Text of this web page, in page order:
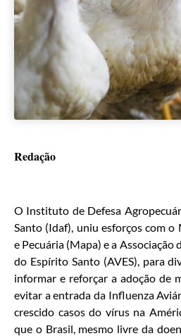
Redação
O Instituto de Defesa
Santo (Idaf), uniu esforços com
e Pecuária (Mapa) e a
do Espírito Santo (AVES), para
informar e reforçar a adoção de
evitar a entrada da Influenza
crescido casos do vírus na
que o Brasil, mesmo livre da